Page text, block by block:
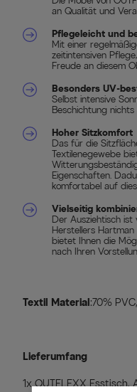
an Qualität und
Pflegeleicht und
Mit einer
zeitintensiven
Freude an diesem
Besonders UV-
Selbst intensive
Beschichtung nichts
Hoher Sitzkomfort
Das für die
Textilenegewebe
Eigenschaften.
komfortabel auf
Vielseitig
Der Ausziehtisch
Herstellers
bietet Ihnen die
nach Ihren
Textil Material :70%
Lieferumfang
1x OUTFLEXX Esstisch,